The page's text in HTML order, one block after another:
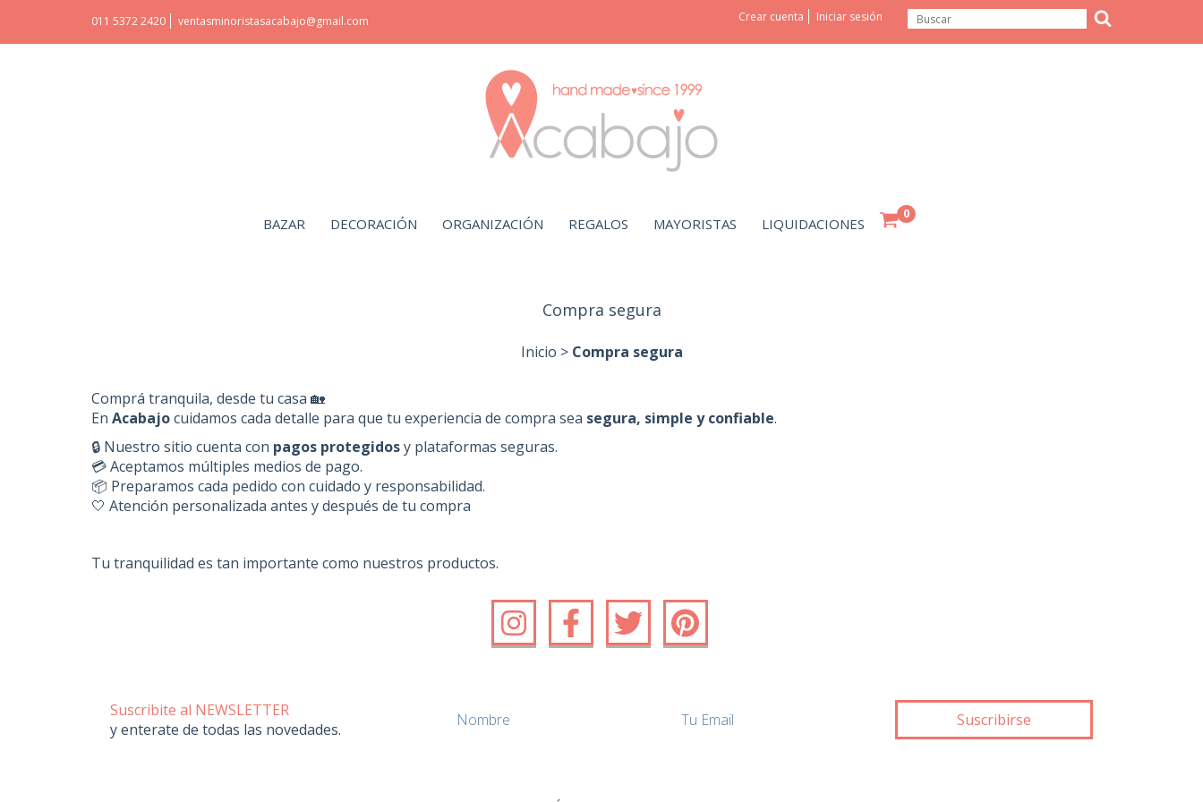
011 5372 2420 ventasminoristasacabajo@gmail.com Crear cuenta Iniciar sesión
BAZAR DECORACIÓN ORGANIZACIÓN REGALOS MAYORISTAS LIQUIDACIONES
0
Compra segura
Inicio > Compra segura
Comprá tranquila, desde tu casa 🏡
En Acabajocuidamos cada detalle para que tu experiencia de compra sea segura, simple y confiable.
🔒 Nuestro sitio cuenta con pagos protegidosy plataformas seguras.
💳 Aceptamos múltiples medios de pago.
📦 Preparamos cada pedido con cuidado y responsabilidad.
🤍 Atención personalizada antes y después de tu compra
Tu tranquilidad es tan importante como nuestros productos.
Suscribite al NEWSLETTER
y enterate de todas las novedades.